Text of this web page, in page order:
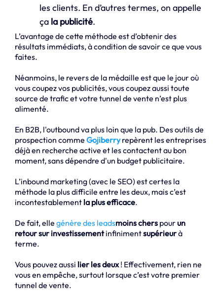
les clients. En d’autres termes, on appelle
ça la publicité.
L’avantage de cette méthode est d’obtenir des
résultats immédiats, à condition de savoir ce que vous
faites.
Néanmoins, le revers de la médaille est que le jour où
vous coupez vos publicités, vous coupez aussi toute
source de trafic et votre tunnel de vente n’est plus
alimenté.
En B2B, l'outbound va plus loin que la pub. Des outils de
prospection comme Gojiberryrepèrent les entreprises
déjà en recherche active et les contactent au bon
moment, sans dépendre d'un budget publicitaire.
L’inbound marketing (avec le SEO) est certes la
méthode la plus difficile entre les deux, mais c’est
incontestablement la plus efficace.
De fait, elle génère des leadsmoins chers pourun
retour sur investissementinfinimentsupérieurà
terme.
Vous pouvez aussi lier les deux! Effectivement, rien ne
vous en empêche, surtout lorsque c’est votre premier
tunnel de vente.